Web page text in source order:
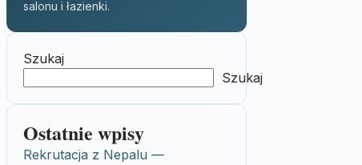
salonu i łazienki.
Szukaj
Szukaj
Ostatnie wpisy
Rekrutacja z Nepalu —